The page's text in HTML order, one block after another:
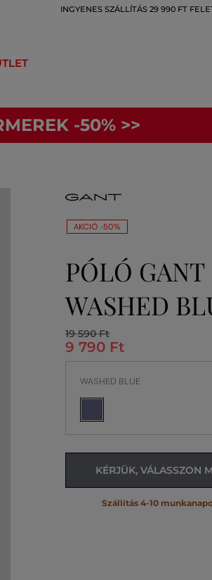
INGYENES SZÁLLÍTÁS 29 990 FT
-50% >>
AKCIÓ -50%
PÓLÓ
WASHED
19 590 Ft
9 790 Ft
WASHED BLUE
KÉRJÜK, VÁLASSZON
Szállítás 4-10